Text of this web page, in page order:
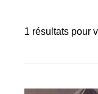
1 résultats pour